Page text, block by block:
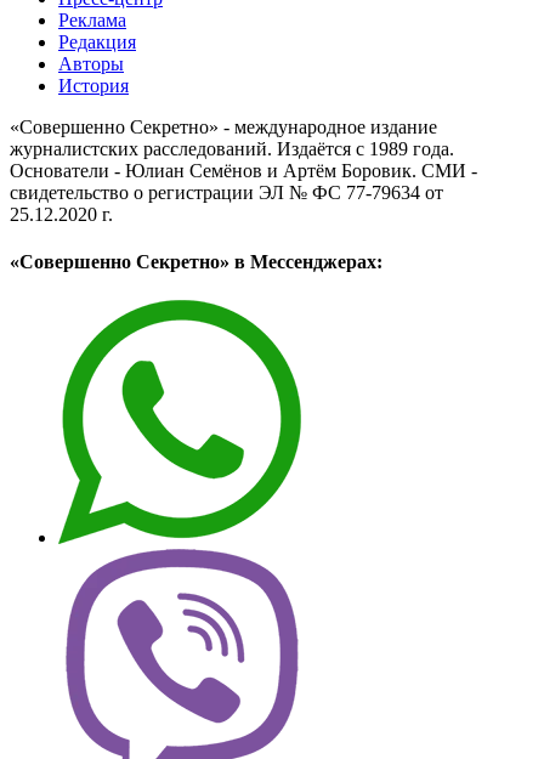
Реклама
Редакция
Авторы
История
«Совершенно Секретно» - международное издание
журналистских расследований. Издаётся с 1989 года.
Основатели - Юлиан Семёнов и Артём Боровик. CМИ -
свидетельство о регистрации ЭЛ № ФС 77-79634 от
25.12.2020 г.
«Совершенно Секретно» в Мессенджерах: